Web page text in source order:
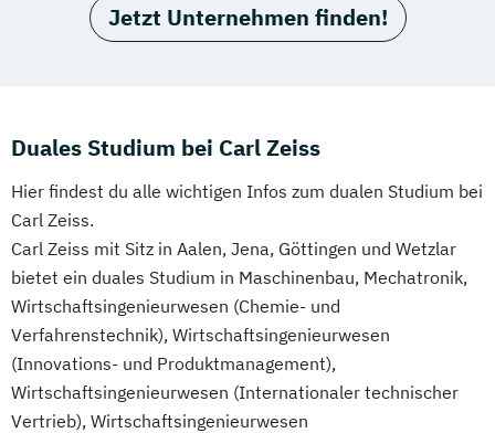
Jetzt Unternehmen finden!
Duales Studium bei Carl Zeiss
Hier findest du alle wichtigen Infos zum dualen Studium bei
Carl Zeiss.
Carl Zeiss mit Sitz in Aalen, Jena, Göttingen und Wetzlar
bietet ein duales Studium in Maschinenbau, Mechatronik,
Wirtschaftsingenieurwesen (Chemie- und
Verfahrenstechnik), Wirtschaftsingenieurwesen
(Innovations- und Produktmanagement),
Wirtschaftsingenieurwesen (Internationaler technischer
Vertrieb), Wirtschaftsingenieurwesen